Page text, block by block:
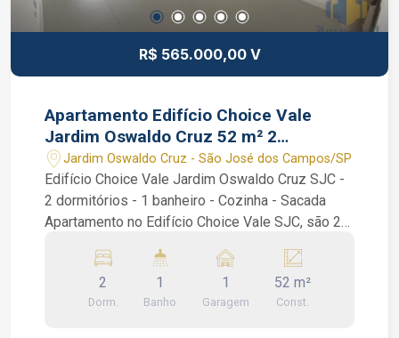
R$ 565.000,00 V
Apartamento Edifício Choice Vale
Jardim Oswaldo Cruz 52 m² 2
dormitórios
Jardim Oswaldo Cruz - São José dos Campos/SP
Edifício Choice Vale Jardim Oswaldo Cruz SJC -
2 dormitórios - 1 banheiro - Cozinha - Sacada
Apartamento no Edifício Choice Vale SJC, são 2
sala de 2 ambientes, varanda com uma vista
linda, cozinha com armários planejados,
geladeira, fogão e área de serviços já com
2
Dorm.
1
Banho
1
Garagem
52 m²
Const.